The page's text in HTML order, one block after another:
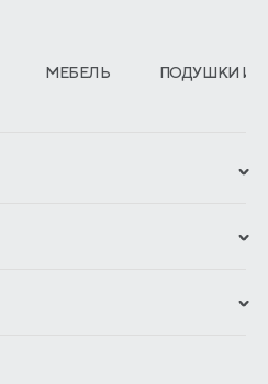
МЕБЕЛЬ ПОДУШКИ И